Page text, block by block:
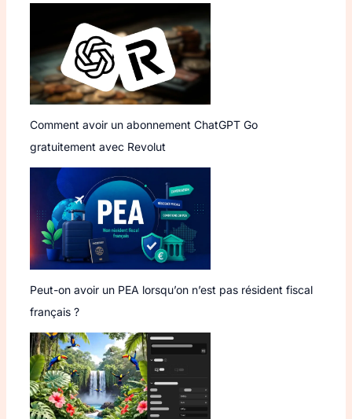
Comment avoir un abonnement ChatGPT Go
gratuitement avec Revolut
Peut-on avoir un PEA lorsqu’on n’est pas résident fiscal
français ?